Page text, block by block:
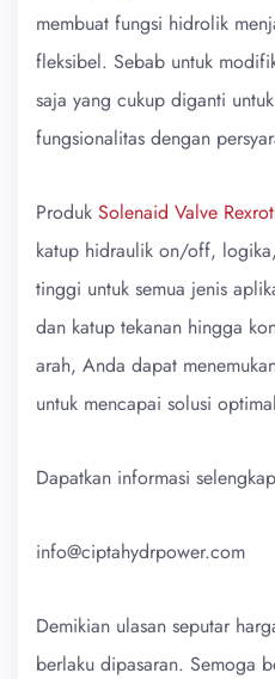
membuat fungsi hidrolik
fleksibel. Sebab untuk
saja yang cukup diganti
fungsionalitas dengan
Produk Solenaid Valve
katup hidraulik on/off,
tinggi untuk semua jenis
dan katup tekanan hingga
arah, Anda dapat
untuk mencapai solusi
Dapatkan informasi
info@ciptahydrpower.com
Demikian ulasan seputar
berlaku dipasaran. Semoga